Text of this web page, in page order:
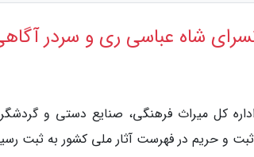
شاه عباسی ری و سردر
کل میراث فرهنگی، صنایع دستی و
و حریم در فهرست آثار ملی کشور به ثبت